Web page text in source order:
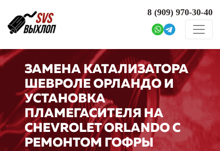
8 (909) 970-30-40
ЗАМЕНА КАТАЛИЗАТОРА
ШЕВРОЛЕ ОРЛАНДО И
УСТАНОВКА
ПЛАМЕГАСИТЕЛЯ НА
CHEVROLET ORLANDO С
РЕМОНТОМ ГОФРЫ